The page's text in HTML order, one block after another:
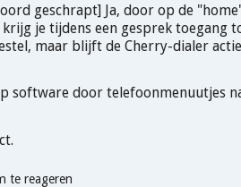
geschrapt] Ja, door op de
je tijdens een gesprek toegang
maar blijft de Cherry-dialer
software door telefoonmenuutjes
te reageren